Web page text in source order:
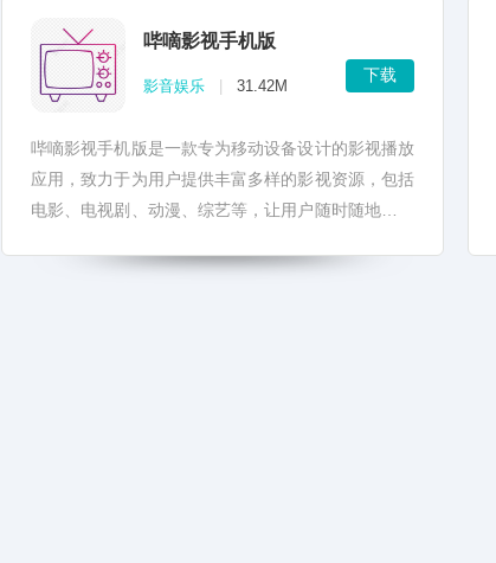
哔嘀影视手机版
影音娱乐 31.42M
下载
哔嘀影视手机版是一款专为移动设备设计的影视播放
应用，致力于为用户提供丰富多样的影视资源，包括
电影、电视剧、动漫、综艺等，让用户随时随地享受